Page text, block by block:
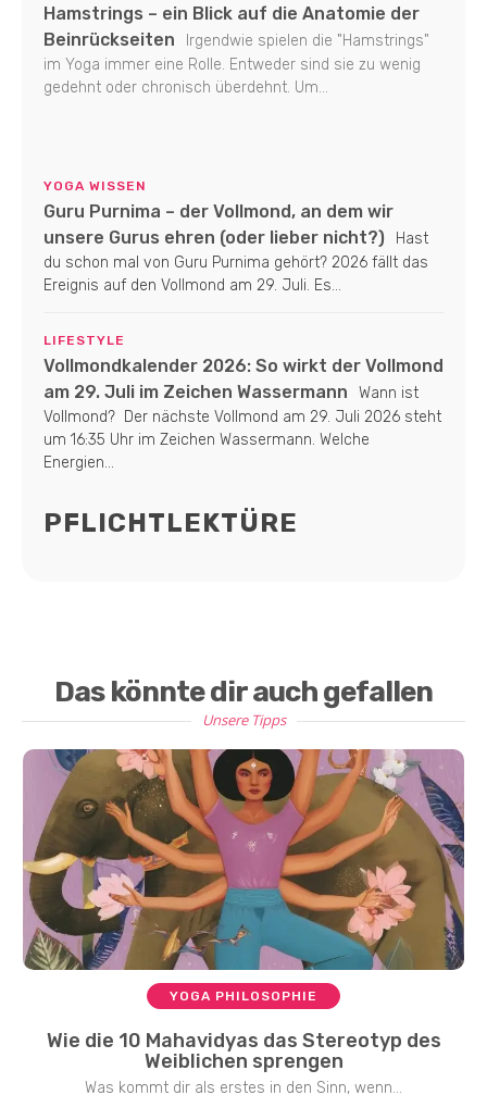
Hamstrings – ein Blick auf die Anatomie der
Beinrückseiten
Irgendwie spielen die "Hamstrings"
im Yoga immer eine Rolle. Entweder sind sie zu wenig
gedehnt oder chronisch überdehnt. Um...
YOGA WISSEN
Guru Purnima – der Vollmond, an dem wir
unsere Gurus ehren (oder lieber nicht?)
Hast
du schon mal von Guru Purnima gehört? 2026 fällt das
Ereignis auf den Vollmond am 29. Juli. Es...
LIFESTYLE
Vollmondkalender 2026: So wirkt der Vollmond
am 29. Juli im Zeichen Wassermann
Wann ist
Vollmond? Der nächste Vollmond am 29. Juli 2026 steht
um 16:35 Uhr im Zeichen Wassermann. Welche
Energien...
PFLICHTLEKTÜRE
Das könnte dir auch gefallen
Unsere Tipps
YOGA PHILOSOPHIE
Wie die 10 Mahavidyas das Stereotyp des
Weiblichen sprengen
Was kommt dir als erstes in den Sinn, wenn...